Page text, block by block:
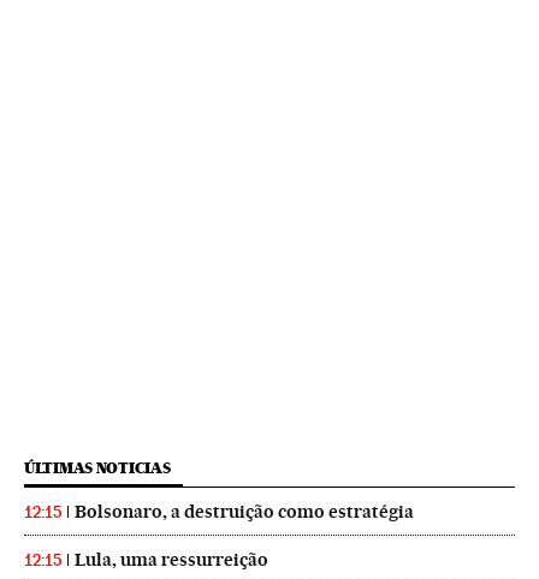
ÚLTIMAS NOTICIAS
12:15 Bolsonaro, a destruição como estratégia
12:15 Lula, uma ressurreição